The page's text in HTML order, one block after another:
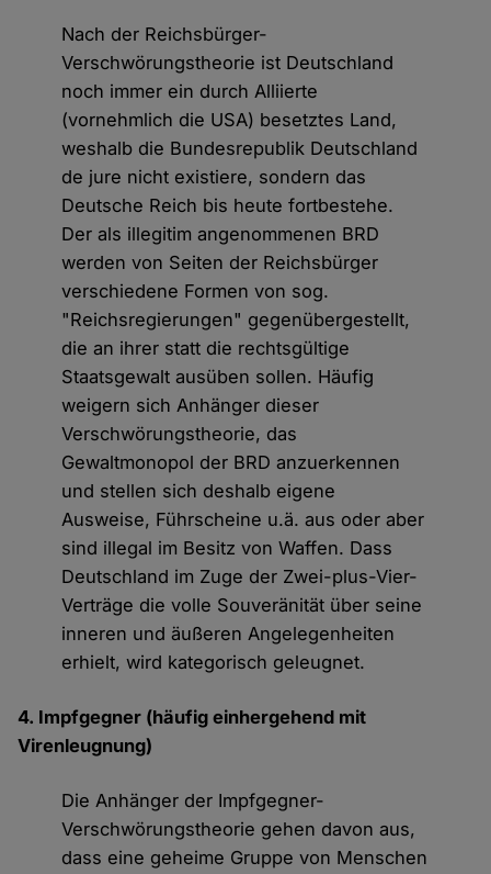
Nach der Reichsbürger-
Verschwörungstheorie ist Deutschland
noch immer ein durch Alliierte
(vornehmlich die USA) besetztes Land,
weshalb die Bundesrepublik Deutschland
de jure nicht existiere, sondern das
Deutsche Reich bis heute fortbestehe.
Der als illegitim angenommenen BRD
werden von Seiten der Reichsbürger
verschiedene Formen von sog.
"Reichsregierungen" gegenübergestellt,
die an ihrer statt die rechtsgültige
Staatsgewalt ausüben sollen. Häufig
weigern sich Anhänger dieser
Verschwörungstheorie, das
Gewaltmonopol der BRD anzuerkennen
und stellen sich deshalb eigene
Ausweise, Führscheine u.ä. aus oder aber
sind illegal im Besitz von Waffen. Dass
Deutschland im Zuge der Zwei-plus-Vier-
Verträge die volle Souveränität über seine
inneren und äußeren Angelegenheiten
erhielt, wird kategorisch geleugnet.
4. Impfgegner (häufig einhergehend mit
Virenleugnung)
Die Anhänger der Impfgegner-
Verschwörungstheorie gehen davon aus,
dass eine geheime Gruppe von Menschen